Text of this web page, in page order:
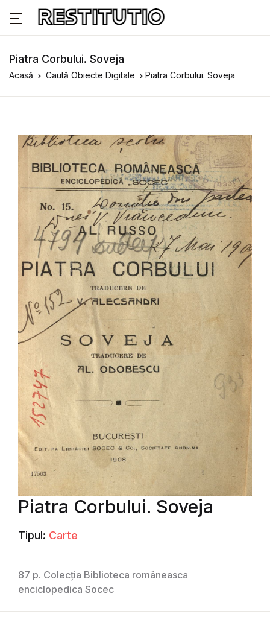
Piatra Corbului. Soveja
Acasă Caută Obiecte Digitale Piatra Corbului. Soveja
Piatra Corbului. Soveja
Tipul: Carte
87 p. Colecția Biblioteca româneasca
enciclopedica Socec